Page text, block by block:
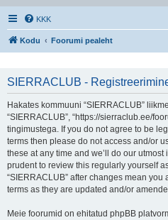
KKK
Kodu Foorumi pealeht
SIERRACLUB -
Hakates kommuuni “SIERRACLUB”
“SIERRACLUB”, “https://sierraclub.ee/
tingimustega. If you do not agree to be
terms then please do not access and/or
these at any time and we’ll do our
prudent to review this regularly yourself
“SIERRACLUB” after changes mean
terms as they are updated and/or
Meie foorumid on ehitatud phpBB